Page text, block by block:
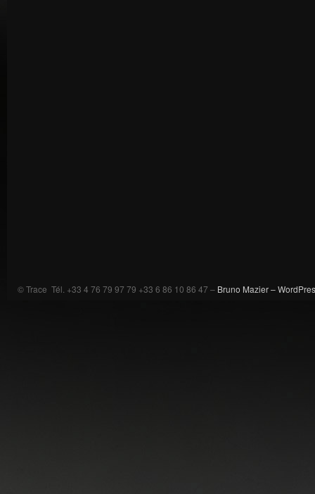
© Trace Tél. +33 4 76 79 97 79 +33 6 86 10 86 47 – Bruno Mazier –